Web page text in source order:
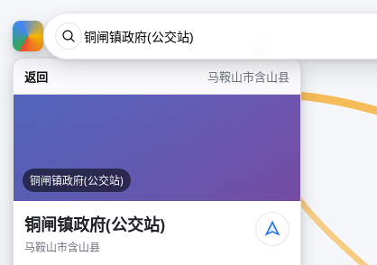
返回 马鞍山市含山县
铜闸镇政府(公交站)
铜闸镇政府(公交站)
马鞍山市含山县